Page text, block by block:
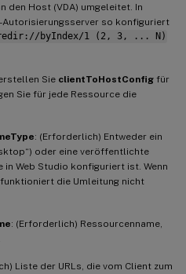
den Host (VDA) umgeleitet. In
Autorisierungsserver so konfiguriert
byIndex/1 (2, 3, ... N)
Sie clientToHostConfig für
Sie für jede Ressource die
: (Erforderlich) Entweder ein
oder eine veröffentlichte
in Web Studio konfiguriert ist. Wenn
die Umleitung nicht
: (Erforderlich) Ressourcenname,
Liste der URLs, die vom Client zum